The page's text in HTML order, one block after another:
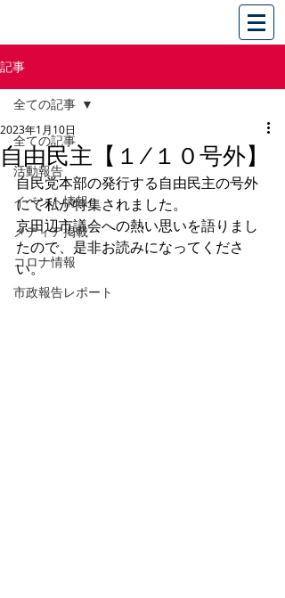
記事
全ての記事
活動報告
イベント情報
メディア掲載
コロナ情報
市政報告レポート
全ての記事
自由民主【１/１０号外】
2023年1月10日
自民党本部の発行する自由民主の号外
にて私が特集されました。
京田辺市議会への熱い思いを語りまし
たので、是非お読みになってくださ
い。